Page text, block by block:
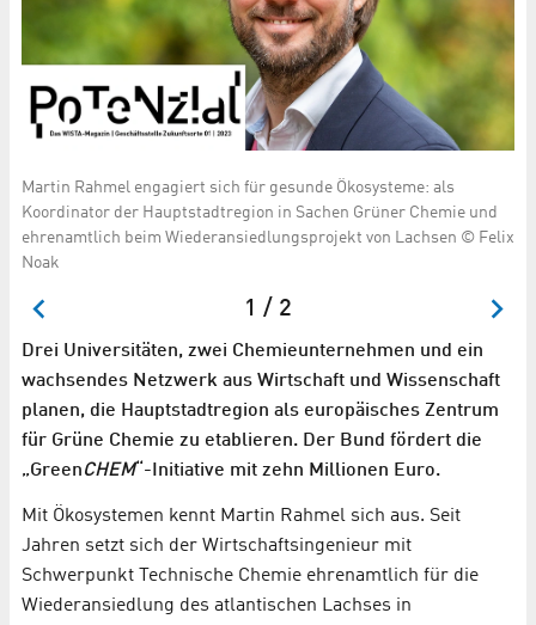
Martin Rahmel engagiert sich für gesunde Ökosysteme: als
Koordinator der Hauptstadtregion in Sachen Grüner Chemie und
ehrenamtlich beim Wiederansiedlungsprojekt von Lachsen © Felix
Noak
1 / 2
Drei Universitäten, zwei Chemieunternehmen und ein
wachsendes Netzwerk aus Wirtschaft und Wissenschaft
planen, die Hauptstadtregion als europäisches Zentrum
für Grüne Chemie zu etablieren. Der Bund fördert die
„GreenCHEM“-Initiative mit zehn Millionen Euro.
Mit Ökosystemen kennt Martin Rahmel sich aus. Seit
Jahren setzt sich der Wirtschaftsingenieur mit
Schwerpunkt Technische Chemie ehrenamtlich für die
Wiederansiedlung des atlantischen Lachses in